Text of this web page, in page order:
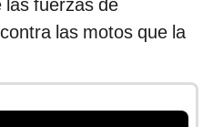
las fuerzas de
las motos que la